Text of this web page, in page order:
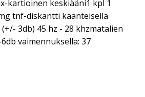
kartioinen keskiääni1 kpl 1
tnf-diskantti käänteisellä
3db) 45 hz - 28 khzmatalien
vaimennuksella: 37